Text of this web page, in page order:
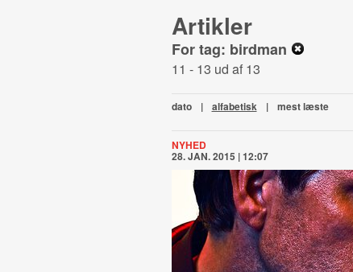
Artikler
For tag: birdman
11 - 13 ud af 13
dato | alfabetisk | mest læste
NYHED
28. JAN. 2015 | 12:07